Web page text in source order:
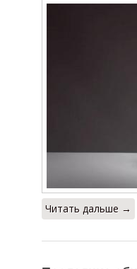
Читать дальше →